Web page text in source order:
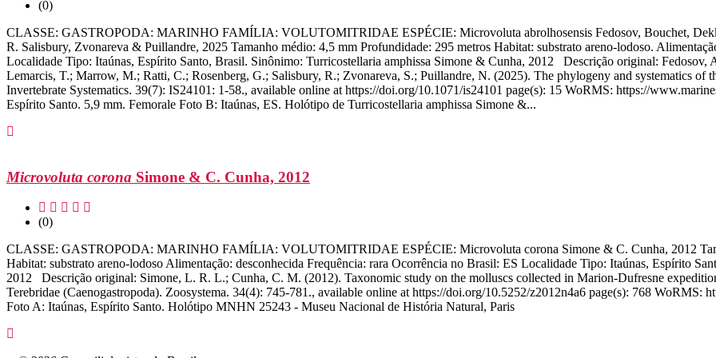
(0)
CLASSE: GASTROPODA: MARINHO FAMÍLIA: VOLUTOMITRIDAE ESPÉCIE: Microvoluta abrolhosensis Fedosov, Bouchet,
R. Salisbury, Zvonareva & Puillandre, 2025 Tamanho médio: 4,5 mm Profundidade: 295 metros Habitat: substrato areno-lodoso.
Localidade Tipo: Itaúnas, Espírito Santo, Brasil. Sinônimo: Turricostellaria amphissa Simone & Cunha, 2012 Descrição original:
Lemarcis, T.; Marrow, M.; Ratti, C.; Rosenberg, G.; Salisbury, R.; Zvonareva, S.; Puillandre, N. (2025). The phylogeny and systematics of
Invertebrate Systematics. 39(7): IS24101: 1-58., available online at https://doi.org/10.1071/is24101 page(s): 15 WoRMS: https://
Espírito Santo. 5,9 mm. Femorale Foto B: Itaúnas, ES. Holótipo de Turricostellaria amphissa Simone &...
Microvoluta corona Simone & C. Cunha, 2012
(0)
CLASSE: GASTROPODA: MARINHO FAMÍLIA: VOLUTOMITRIDAE ESPÉCIE: Microvoluta corona Simone & C. Cunha, 2012
Habitat: substrato areno-lodoso Alimentação: desconhecida Frequência: rara Ocorrência no Brasil: ES Localidade Tipo: Itaúnas, Espírito
2012 Descrição original: Simone, L. R. L.; Cunha, C. M. (2012). Taxonomic study on the molluscs collected in Marion-Dufresne
Terebridae (Caenogastropoda). Zoosystema. 34(4): 745-781., available online at https://doi.org/10.5252/z2012n4a6 page(s): 768
Foto A: Itaúnas, Espírito Santo. Holótipo MNHN 25243 - Museu Nacional de História Natural, Paris